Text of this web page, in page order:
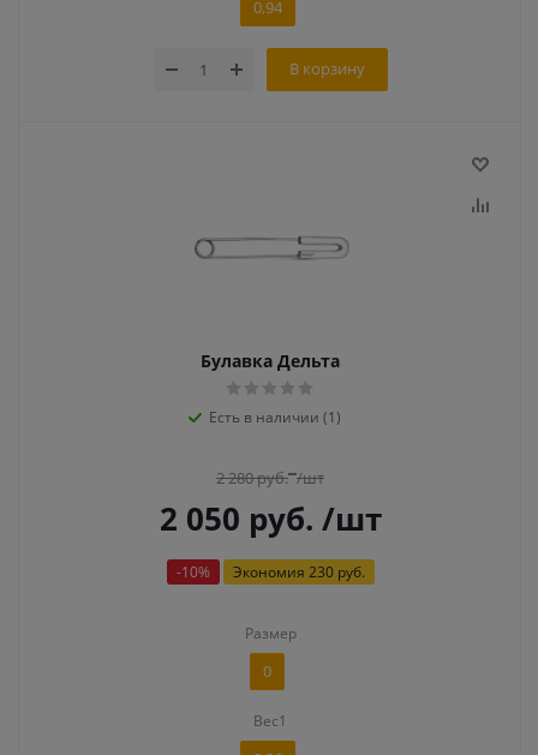
0,94
В корзину
Булавка Дельта
Есть в наличии (1)
2 280руб. /шт
2 050 руб. /шт
-10% Экономия 230 руб.
Размер
0
Вес1